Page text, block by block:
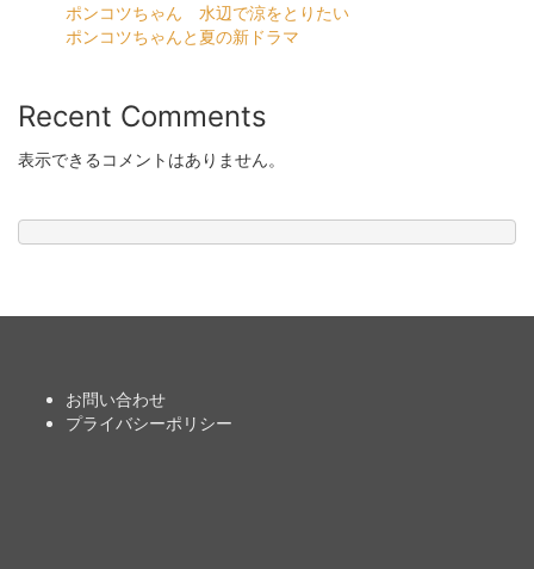
ポンコツちゃん 水辺で涼をとりたい
ポンコツちゃんと夏の新ドラマ
Recent Comments
表示できるコメントはありません。
お問い合わせ
プライバシーポリシー